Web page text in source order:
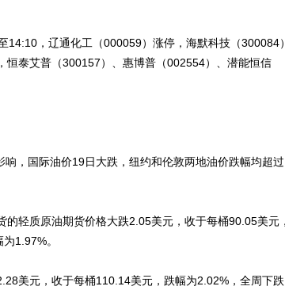
，辽通化工（000059）涨停，海默科技（300084）
恒泰艾普（300157）、惠博普（002554）、潜能恒信
，国际油价19日大跌，纽约和伦敦两地油价跌幅均超过
轻质原油期货价格大跌2.05美元，收于每桶90.05美元，
1.97%。
美元，收于每桶110.14美元，跌幅为2.02%，全周下跌